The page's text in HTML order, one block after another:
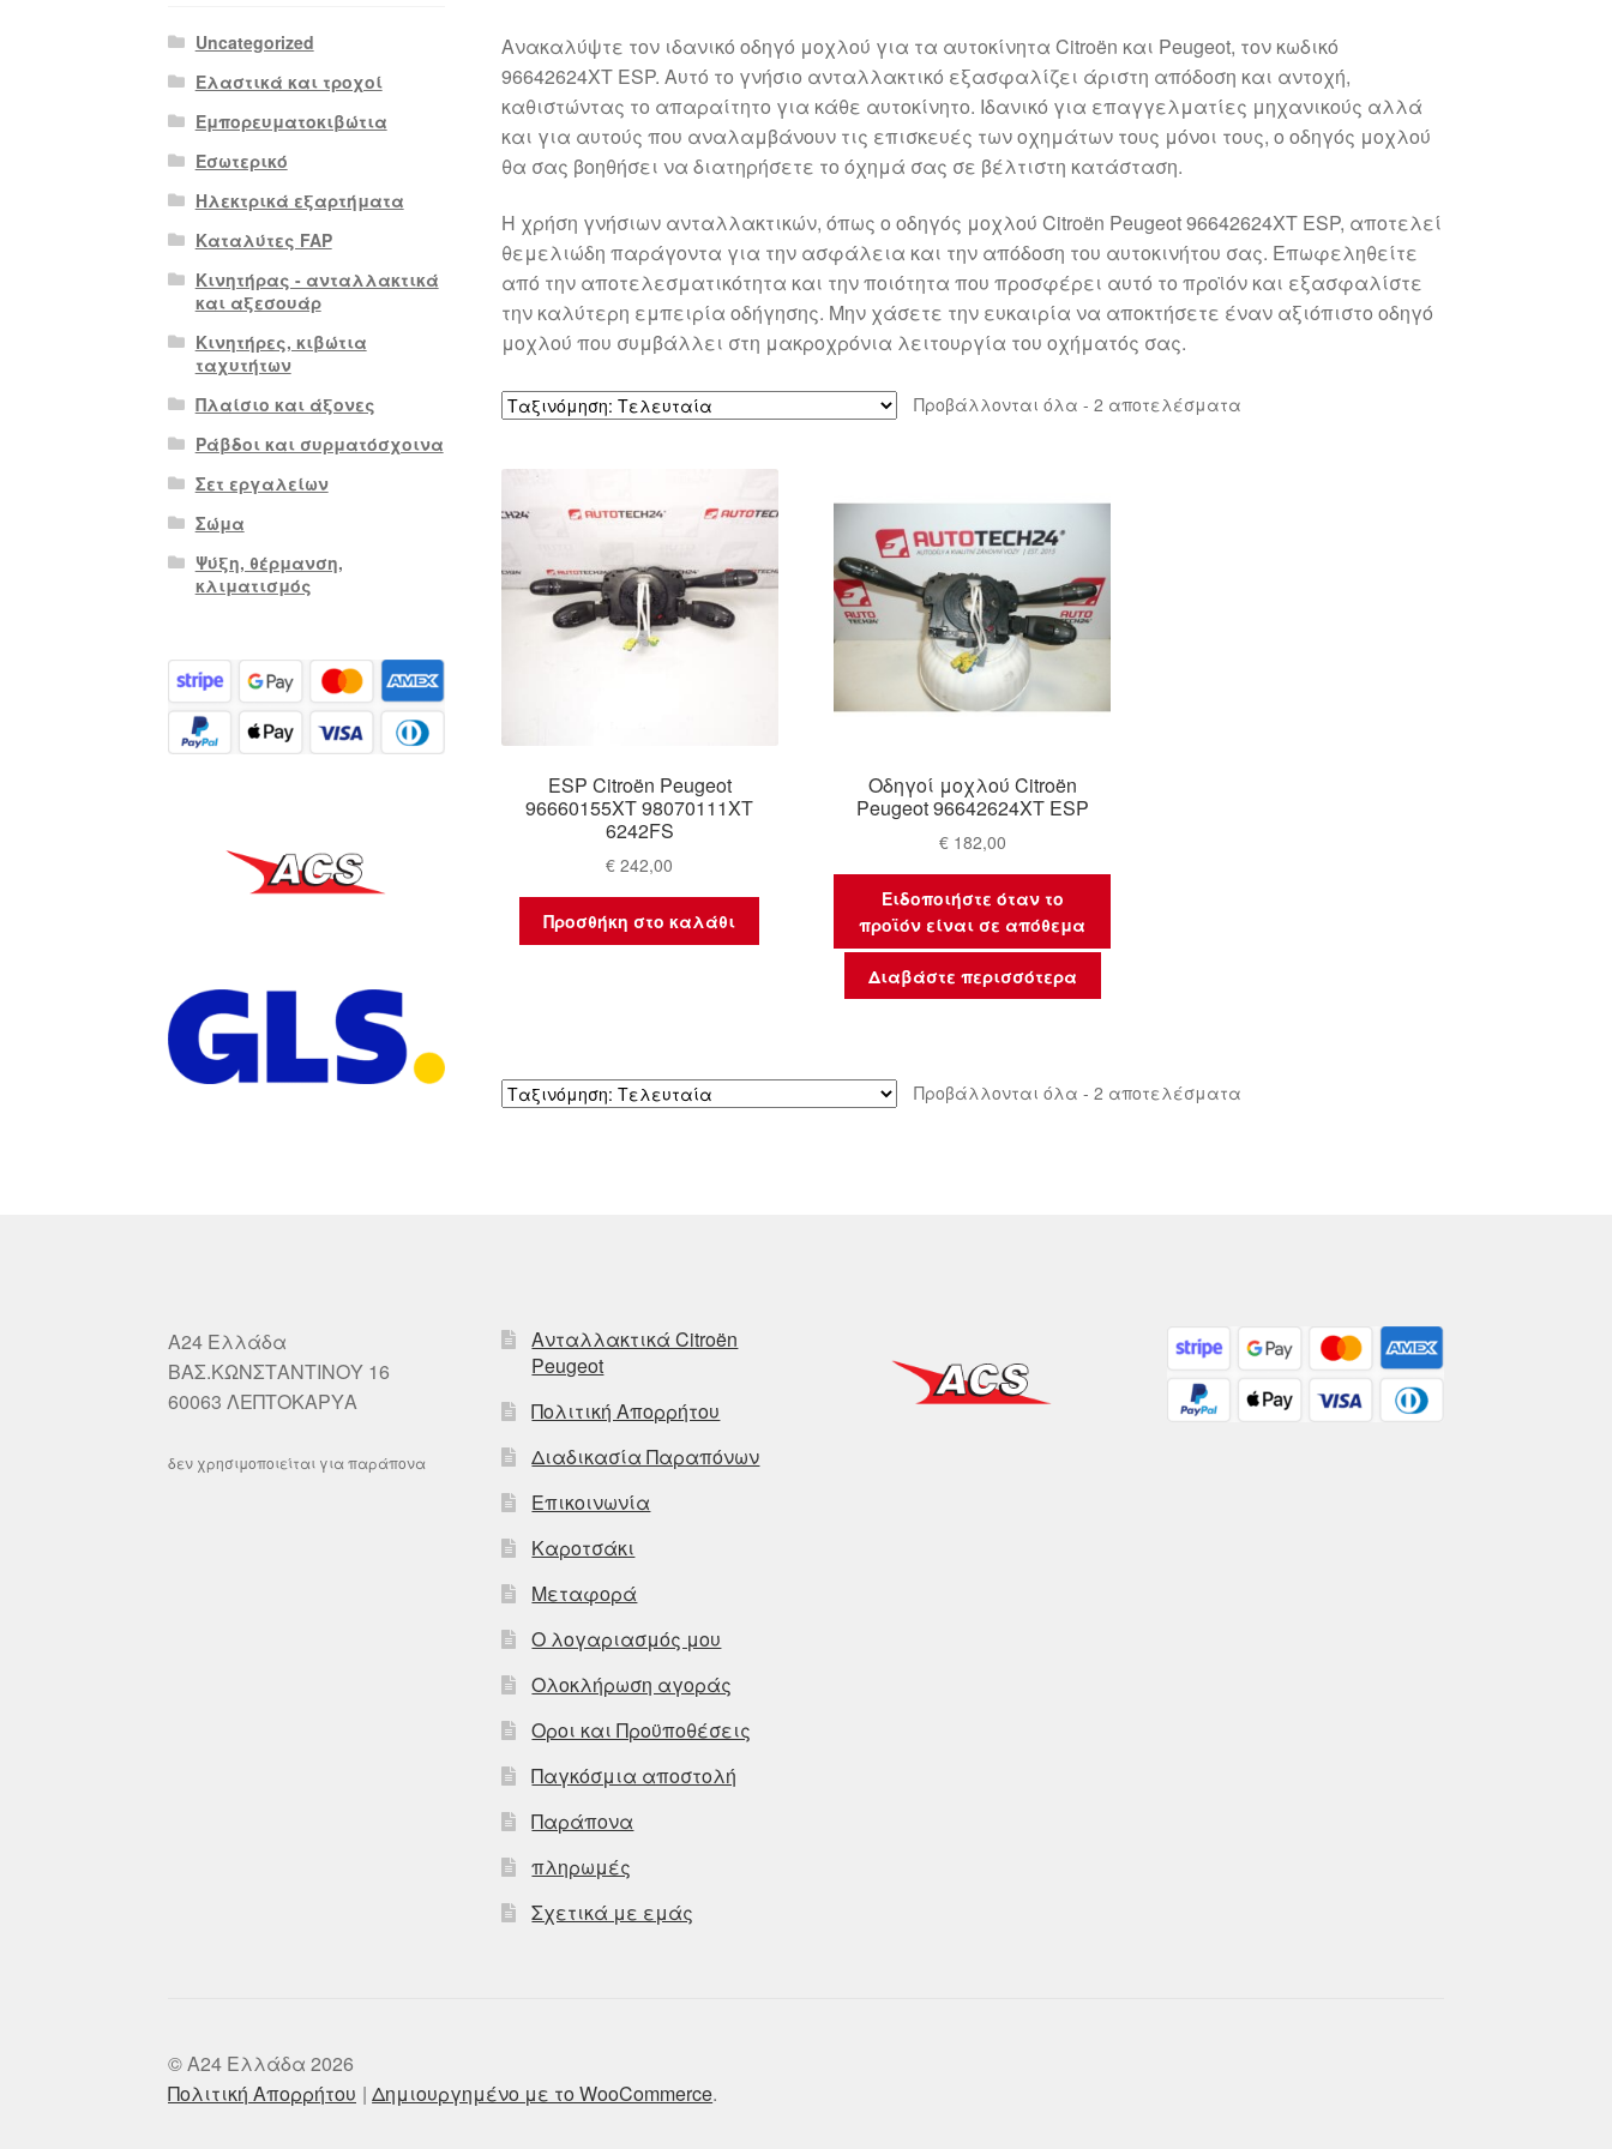
Ανακαλύψτε τον ιδανικό οδηγό μοχλού για τα αυτοκίνητα Citroën και Peugeot, τον κωδικό
96642624XT ESP. Αυτό το γνήσιο ανταλλακτικό εξασφαλίζει άριστη απόδοση και αντοχή,
καθιστώντας το απαραίτητο για κάθε αυτοκίνητο. Ιδανικό για επαγγελματίες μηχανικούς αλλά
και για αυτούς που αναλαμβάνουν τις επισκευές των οχημάτων τους μόνοι τους, ο οδηγός μοχλού
θα σας βοηθήσει να διατηρήσετε το όχημά σας σε βέλτιστη κατάσταση.
Η χρήση γνήσιων ανταλλακτικών, όπως ο οδηγός μοχλού Citroën Peugeot 96642624XT ESP, αποτελεί
θεμελιώδη παράγοντα για την ασφάλεια και την απόδοση του αυτοκινήτου σας. Επωφεληθείτε
από την αποτελεσματικότητα και την ποιότητα που προσφέρει αυτό το προϊόν και εξασφαλίστε
την καλύτερη εμπειρία οδήγησης. Μην χάσετε την ευκαιρία να αποκτήσετε έναν αξιόπιστο οδηγό
μοχλού που συμβάλλει στη μακροχρόνια λειτουργία του οχήματός σας.
Προβάλλονται όλα - 2 αποτελέσματαSorted
ESP Citroën Peugeot
96660155XT 98070111XT
6242FS
€ 242,00
Προσθήκη στο καλάθι
Οδηγοί μοχλού Citroën
Peugeot 96642624XT ESP
€182,00
Ειδοποιήστε όταν το
προϊόν είναι σε απόθεμα
Διαβάστε περισσότερα
Προβάλλονται όλα - 2 αποτελέσματαSorted
Uncategorized
Ελαστικά και τροχοί
Εμπορευματοκιβώτια
Εσωτερικό
Ηλεκτρικά εξαρτήματα
Καταλύτες FAP
Κινητήρας - ανταλλακτικά
και αξεσουάρ
Κινητήρες, κιβώτια
ταχυτήτων
Πλαίσιο και άξονες
Ράβδοι και συρματόσχοινα
Σετ εργαλείων
Σώμα
Ψύξη, θέρμανση,
κλιματισμός
A24 Ελλάδα
ΒΑΣ.ΚΩΝΣΤΑΝΤΙΝΟΥ 16
60063 ΛΕΠΤΟΚΑΡΥΑ
δεν χρησιμοποιείται για παράπονα
Ανταλλακτικά Citroën
Peugeot
Πολιτική Απορρήτου
Διαδικασία Παραπόνων
Επικοινωνία
Καροτσάκι
Μεταφορά
Ο λογαριασμός μου
Ολοκλήρωση αγοράς
Οροι και Προϋποθέσεις
Παγκόσμια αποστολή
Παράπονα
πληρωμές
Σχετικά με εμάς
© A24 Ελλάδα 2026
Πολιτική Απορρήτου
Δημιουργημένο με το WooCommerce.